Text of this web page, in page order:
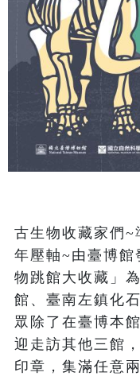
古生物收藏家們~
年壓軸~由臺博館
物跳館大收藏」
館、臺南左鎮化
眾除了在臺博本
迎走訪其他三館
印章，集滿任意